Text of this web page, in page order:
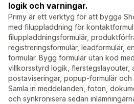
logik och varningar.
Primy är ett verktyg för att bygga
med filuppladdning för
filuppladdningsformulär,
registreringsformulär, leadformulär,
formulär. Bygg formulär utan kod
villkorsstyrd logik, flerstegslayouter,
postaviseringar, popup-formulär och
Samla in meddelanden, foton,
och synkronisera sedan